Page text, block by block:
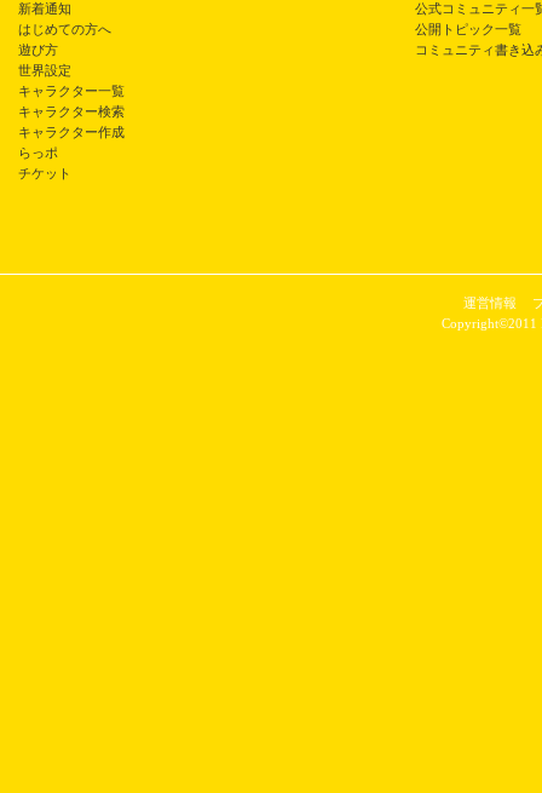
新着通知
はじめての方へ
遊び方
世界設定
キャラクター一覧
キャラクター検索
キャラクター作成
らっポ
チケット
公式コミュニティ一
公開トピック一覧
コミュニティ書き込
運営情報
Copyright©2011